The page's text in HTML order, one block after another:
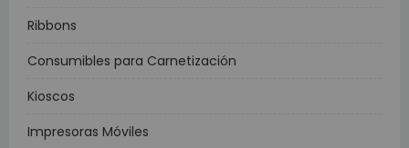
Ribbons
Consumibles para Carnetización
Kioscos
Impresoras Móviles